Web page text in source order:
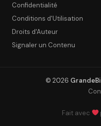
Confidentialité
Conditions d'Utilisation
Droits d'Auteur
Signaler un Contenu
© 2026
Fait avec